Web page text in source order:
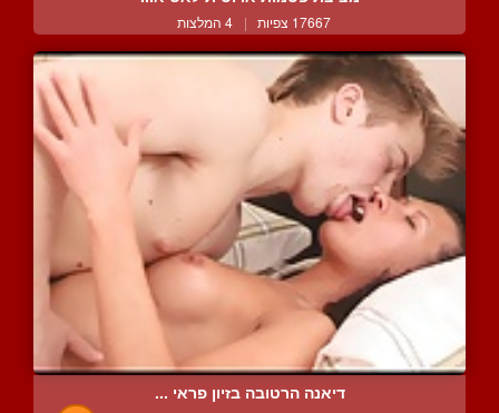
17667 צפיות | 4 המלצות
דיאנה הרטובה בזיון פראי ...